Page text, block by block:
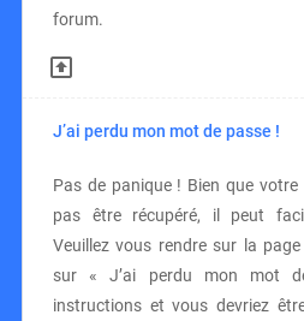
forum.
J’ai perdu mon mot de passe !
Pas de panique ! Bien que
pas être récupéré, il peut
Veuillez vous rendre sur la
sur « J’ai perdu mon mot
instructions et vous devriez